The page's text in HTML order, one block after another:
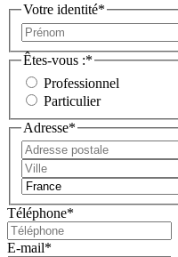
Votre identité*
Êtes-vous :*
Professionnel
Particulier
Adresse*
Téléphone*
E-mail*